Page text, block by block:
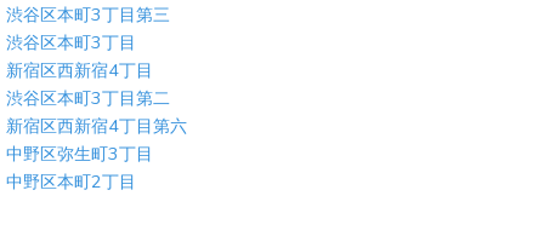
渋谷区本町3丁目第三
渋谷区本町3丁目
新宿区西新宿4丁目
渋谷区本町3丁目第二
新宿区西新宿4丁目第六
中野区弥生町3丁目
中野区本町2丁目